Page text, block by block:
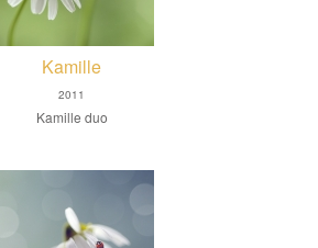
Kamille
2011
Kamille duo